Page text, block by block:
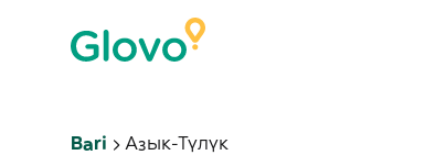
Bari Азык-Түлүк